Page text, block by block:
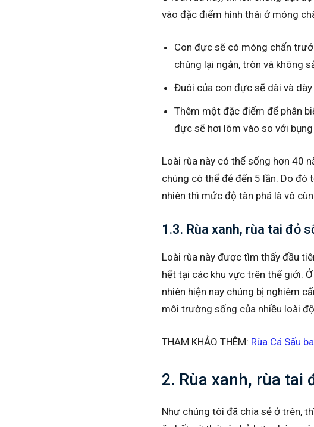
vào đặc điểm hình thái ở móng
Con đực sẽ có móng chấn
chúng lại ngắn, tròn và không
Đuôi của con đực sẽ dài và
Thêm một đặc điểm để phân
đực sẽ hơi lõm vào so với
Loài rùa này có thể sống hơn 40
chúng có thể đẻ đến 5 lần. Do đó
nhiên thì mức độ tàn phá là vô
1.3. Rùa xanh, rùa tai đỏ
Loài rùa này được tìm thấy đầu
hết tại các khu vực trên thế giới.
nhiên hiện nay chúng bị nghiêm
môi trường sống của nhiều loài
THAM KHẢO THÊM: Rùa Cá Sấu
2. Rùa xanh, rùa tai
Như chúng tôi đã chia sẻ ở trên,